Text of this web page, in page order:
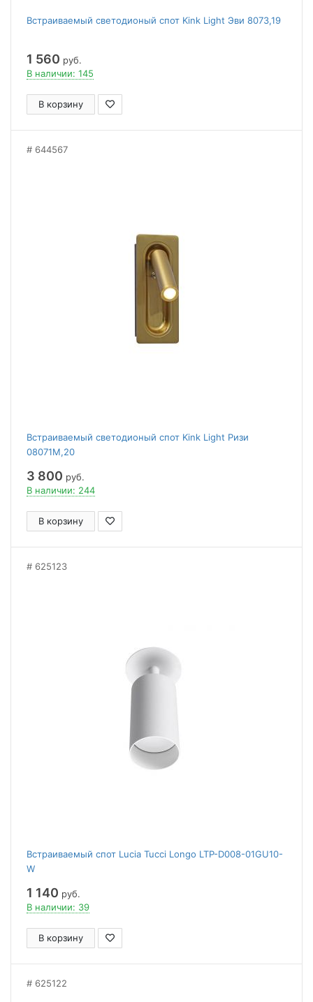
Встраиваемый светодионый спот Kink Light Эви 8073,19
1 560 руб.
В наличии: 145
В корзину
644567
Встраиваемый светодионый спот Kink Light Ризи
08071M,20
3 800 руб.
В наличии: 244
В корзину
625123
Встраиваемый спот Lucia Tucci Longo LTP-D008-01GU10-
W
1 140 руб.
В наличии: 39
В корзину
625122